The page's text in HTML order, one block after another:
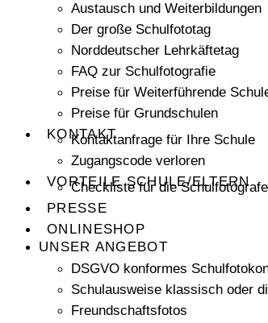
Austausch und Weiterbildungen
Der große Schulfototag
Norddeutscher Lehrkäftetag
FAQ zur Schulfotografie
Preise für Weiterführende
Preise für Grundschulen
KONTAKT
Kontaktanfrage für Ihre Schule
Zugangscode verloren
VORTEILE SCHULE/ELTERN
Checkliste für die
PRESSE
ONLINESHOP
UNSER ANGEBOT
DSGVO konformes
Schulausweise klassisch oder
Freundschaftsfotos